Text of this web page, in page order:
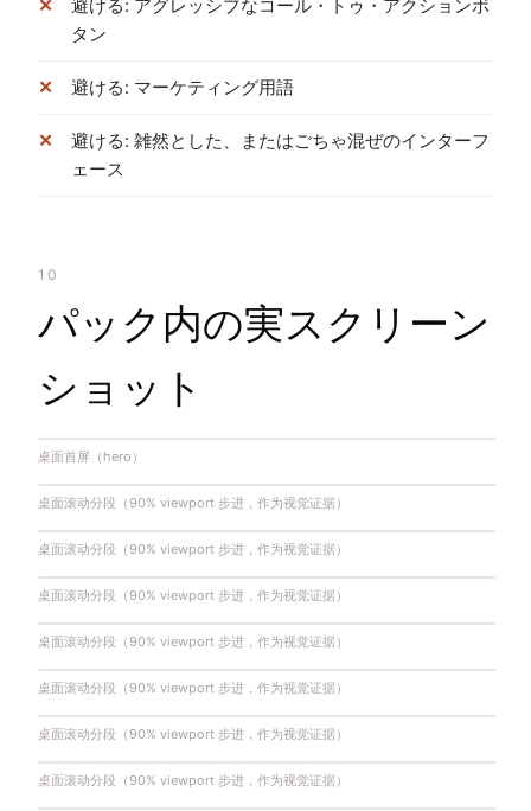
避ける: アグレッシブなコール・トゥ・アクションボ
タン
避ける: マーケティング用語
避ける: 雑然とした、またはごちゃ混ぜのインターフ
ェース
10
パック内の実スクリーン
ショット
桌面首屏（hero）
桌面滚动分段（90% viewport 步进，作为视觉证据）
桌面滚动分段（90% viewport 步进，作为视觉证据）
桌面滚动分段（90% viewport 步进，作为视觉证据）
桌面滚动分段（90% viewport 步进，作为视觉证据）
桌面滚动分段（90% viewport 步进，作为视觉证据）
桌面滚动分段（90% viewport 步进，作为视觉证据）
桌面滚动分段（90% viewport 步进，作为视觉证据）